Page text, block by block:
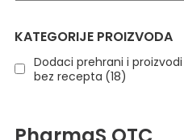
KATEGORIJE PROIZVODA
Dodaci prehrani i
bez recepta (18)